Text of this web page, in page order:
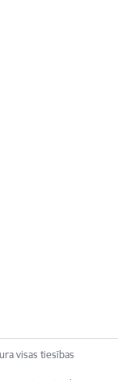
visas tiesības